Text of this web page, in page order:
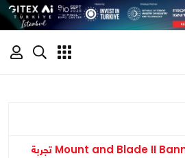
قدمت لعبة Mount and Blade II Bannerlord تجربة